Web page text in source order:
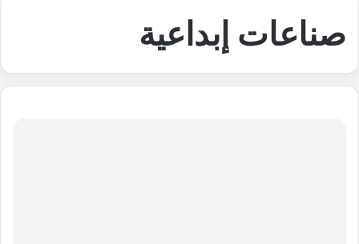
صناعات إبداعية